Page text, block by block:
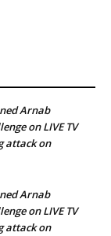
Arnab
on LIVE TV
attack on
Arnab
on LIVE TV
attack on